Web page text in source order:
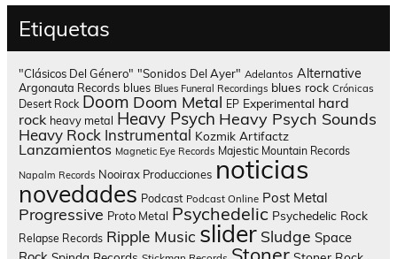
Etiquetas
"Clásicos Del Género" "Sonidos Del Ayer" Adelantos Alternative
Argonauta Records blues Blues Funeral Recordings blues rock Crónicas
Desert Rock Doom Doom Metal EP Experimental hard
rock heavy metal Heavy Psych Heavy Psych Sounds
Heavy Rock Instrumental Kozmik Artifactz
Lanzamientos Magnetic Eye Records Majestic Mountain Records
Napalm Records Nooirax Producciones noticias
novedades Podcast Podcast Online Post Metal
Progressive Proto Metal Psychedelic Psychedelic Rock
Relapse Records Ripple Music slider Sludge Space